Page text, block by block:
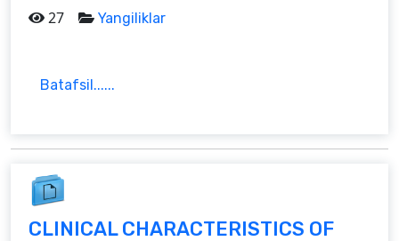
27 Yangiliklar
Batafsil......
CLINICAL CHARACTERISTICS OF